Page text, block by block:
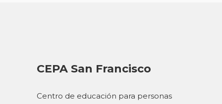
CEPA San Francisco
Centro de educación para personas